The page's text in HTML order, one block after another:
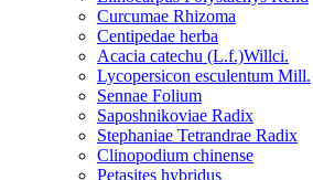
Curcumae Rhizoma
Centipedae herba
Acacia catechu (L.f.)Willci.
Lycopersicon esculentum Mill.
Sennae Folium
Saposhnikoviae Radix
Stephaniae Tetrandrae Radix
Clinopodium chinense
Petasites hybridus